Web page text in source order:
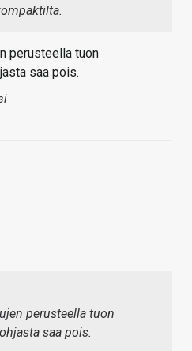
perusteella tuon
saa pois.
perusteella tuon
saa pois.